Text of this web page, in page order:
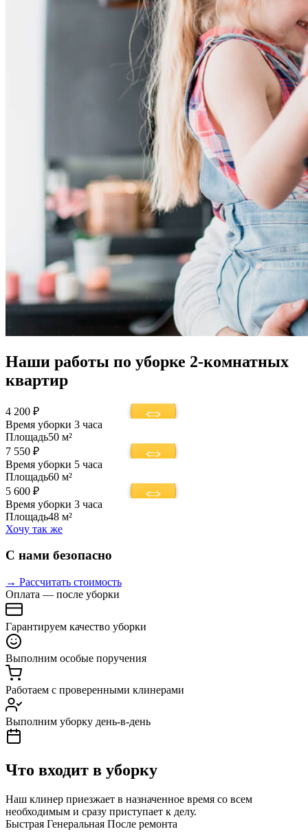
Наши работы по уборке 2-комнатных
квартир
4 200 ₽
Время уборки 3 часа
Площадь50 м²
7 550 ₽
Время уборки 5 часа
Площадь60 м²
5 600 ₽
Время уборки 3 часа
Площадь48 м²
Хочу так же
С нами безопасно
→ Рассчитать стоимость
Оплата — после уборки
Гарантируем качество уборки
Выполним особые поручения
Работаем с проверенными клинерами
Выполним уборку день-в-день
Что входит в уборку
Наш клинер приезжает в назначенное время со всем
необходимым и сразу приступает к делу.
Быстрая Генеральная После ремонта